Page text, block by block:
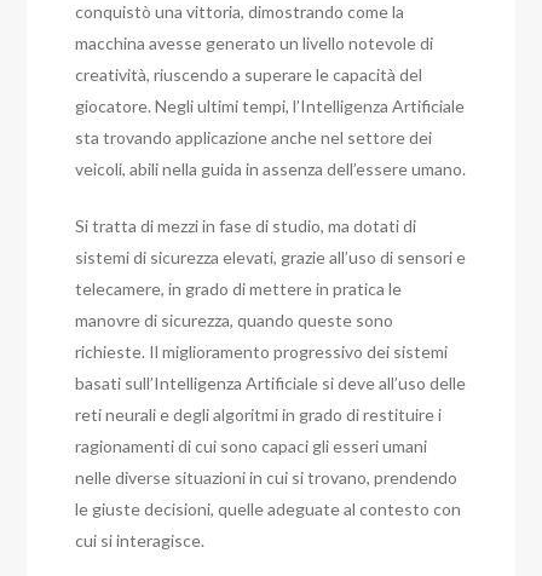
conquistò una vittoria, dimostrando come la
macchina avesse generato un livello notevole di
creatività, riuscendo a superare le capacità del
giocatore. Negli ultimi tempi, l’Intelligenza Artificiale
sta trovando applicazione anche nel settore dei
veicoli, abili nella guida in assenza dell’essere umano.
Si tratta di mezzi in fase di studio, ma dotati di
sistemi di sicurezza elevati, grazie all’uso di sensori e
telecamere, in grado di mettere in pratica le
manovre di sicurezza, quando queste sono
richieste. Il miglioramento progressivo dei sistemi
basati sull’Intelligenza Artificiale si deve all’uso delle
reti neurali e degli algoritmi in grado di restituire i
ragionamenti di cui sono capaci gli esseri umani
nelle diverse situazioni in cui si trovano, prendendo
le giuste decisioni, quelle adeguate al contesto con
cui si interagisce.